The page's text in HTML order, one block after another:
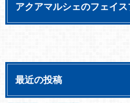
アクアマルシェのフェイ
最近の投稿